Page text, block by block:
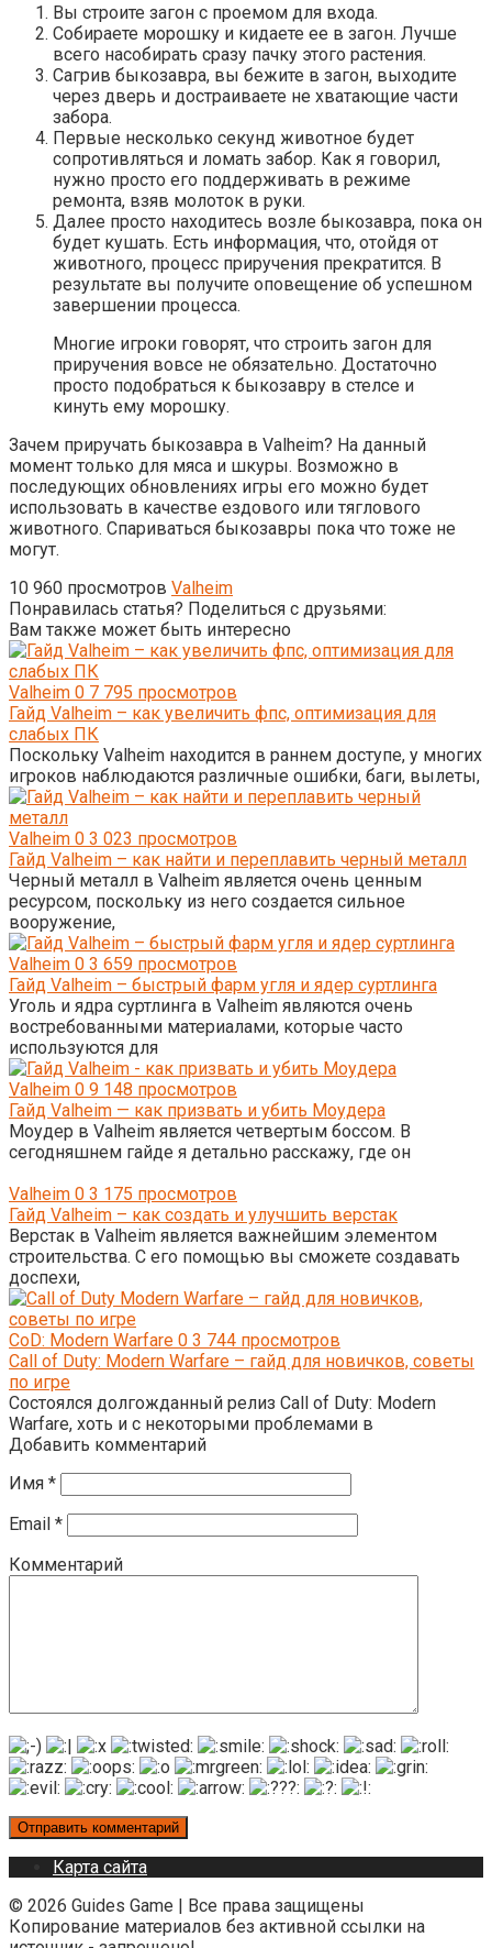
Вы строите загон с проемом для входа.
Собираете морошку и кидаете ее в загон. Лучше
всего насобирать сразу пачку этого растения.
Сагрив быкозавра, вы бежите в загон, выходите
через дверь и достраиваете не хватающие части
забора.
Первые несколько секунд животное будет
сопротивляться и ломать забор. Как я говорил,
нужно просто его поддерживать в режиме
ремонта, взяв молоток в руки.
Далее просто находитесь возле быкозавра, пока он
будет кушать. Есть информация, что, отойдя от
животного, процесс приручения прекратится. В
результате вы получите оповещение об успешном
завершении процесса.
Многие игроки говорят, что строить загон для
приручения вовсе не обязательно. Достаточно
просто подобраться к быкозавру в стелсе и
кинуть ему морошку.
Зачем приручать быкозавра в Valheim? На данный
момент только для мяса и шкуры. Возможно в
последующих обновлениях игры его можно будет
использовать в качестве ездового или тяглового
животного. Спариваться быкозавры пока что тоже не
могут.
10 960 просмотров Valheim
Понравилась статья? Поделиться с друзьями:
Вам также может быть интересно
Valheim 0 7 795 просмотров
Гайд Valheim – как увеличить фпс, оптимизация для
слабых ПК
Поскольку Valheim находится в раннем доступе, у многих
игроков наблюдаются различные ошибки, баги, вылеты,
Valheim 0 3 023 просмотров
Гайд Valheim – как найти и переплавить черный металл
Черный металл в Valheim является очень ценным
ресурсом, поскольку из него создается сильное
вооружение,
Valheim 0 3 659 просмотров
Гайд Valheim – быстрый фарм угля и ядер суртлинга
Уголь и ядра суртлинга в Valheim являются очень
востребованными материалами, которые часто
используются для
Valheim 0 9 148 просмотров
Гайд Valheim — как призвать и убить Моудера
Моудер в Valheim является четвертым боссом. В
сегодняшнем гайде я детально расскажу, где он
Valheim 0 3 175 просмотров
Гайд Valheim – как создать и улучшить верстак
Верстак в Valheim является важнейшим элементом
строительства. С его помощью вы сможете создавать
доспехи,
CoD: Modern Warfare 0 3 744 просмотров
Call of Duty: Modern Warfare – гайд для новичков, советы
по игре
Состоялся долгожданный релиз Call of Duty: Modern
Warfare, хоть и с некоторыми проблемами в
Добавить комментарий
Имя *
Email *
Комментарий
Карта сайта
© 2026 Guides Game | Все права защищены
Копирование материалов без активной ссылки на